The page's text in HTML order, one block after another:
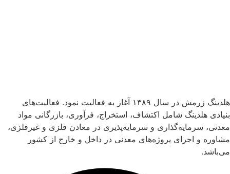
هلدینگ زرمش در سال ۱۳۸۹ آغاز به فعالیت‌ نمود. فعالیت‌های
بنیادی هلدینگ شامل اکتشاف، استخراج، فرآوری، بازرگانی مواد
معدنی، سرمایه‌گذاری و سرمایه‌پذیری در معادن فلزی و غیرفلزی،
مشاوره و اجرای پروژه‌های معدنی در داخل و خارج از کشور
می‌باشد.